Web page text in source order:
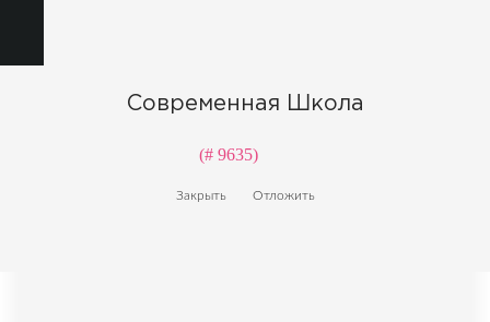
Современная Школа
(# 9635)
Закрыть Отложить